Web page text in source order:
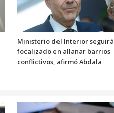
Ministerio del Interior seguirá
focalizado en allanar barrios
conflictivos, afirmó Abdala